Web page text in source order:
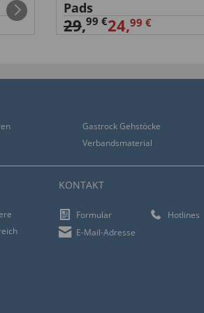
Pads
29,99 €24,99 €
Gastrock Gehstöcke
Verbandsmaterial
KONTAKT
Formular
Hotlines
E-Mail-Adresse